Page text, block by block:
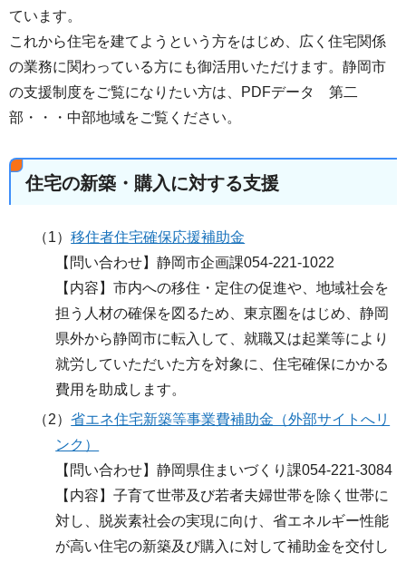
ています。
これから住宅を建てようという方をはじめ、広く住宅関係
の業務に関わっている方にも御活用いただけます。静岡市
の支援制度をご覧になりたい方は、PDFデータ 第二
部・・・中部地域をご覧ください。
住宅の新築・購入に対する支援
（1）移住者住宅確保応援補助金
【問い合わせ】静岡市企画課054-221-1022
【内容】市内への移住・定住の促進や、地域社会を
担う人材の確保を図るため、東京圏をはじめ、静岡
県外から静岡市に転入して、就職又は起業等により
就労していただいた方を対象に、住宅確保にかかる
費用を助成します。
（2）省エネ住宅新築等事業費補助金（外部サイトへリ
ンク）
【問い合わせ】静岡県住まいづくり課054-221-3084
【内容】子育て世帯及び若者夫婦世帯を除く世帯に
対し、脱炭素社会の実現に向け、省エネルギー性能
が高い住宅の新築及び購入に対して補助金を交付し